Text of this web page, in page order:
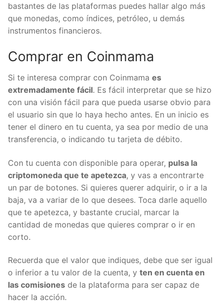
primas, que se pueden descubrir una vez entres. En
bastantes de las plataformas puedes hallar algo más
que monedas, como índices, petróleo, u demás
Comprar en Coinmama
Si te interesa comprar con Coinmamaes
extremadamente fácil. Es fácil interpretar que se
hizo con una visión fácil para que pueda usarse
obvio para el usuario sin que lo haya hecho antes.
En un inicio es tener el dinero en tu cuenta, ya sea
tarjeta de débito.
Con tu cuenta con disponible para operar,pulsa la
criptomoneda que te apetezca, y vas a encontrarte
un par de botones. Si quieres querer adquirir, o ir a
la baja, va a variar de lo que desees. Toca darle
aquello que te apetezca, y bastante crucial, marcar
corto.
Recuerda que el valor que indiques, debe que ser
igual o inferior a tu valor de la cuenta, y